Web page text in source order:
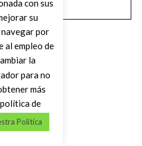
AL INICIO
con sus
su
por
al empleo de
la
para no
más
de
Política